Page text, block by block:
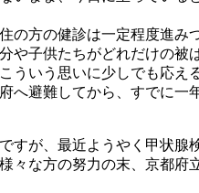
の方の健診は一定程度進み
や子供たちがどれだけの被
いう思いに少しでも応え
へ避難してから、すでに一
すが、最近ようやく甲状腺
々な方の努力の末、京都府